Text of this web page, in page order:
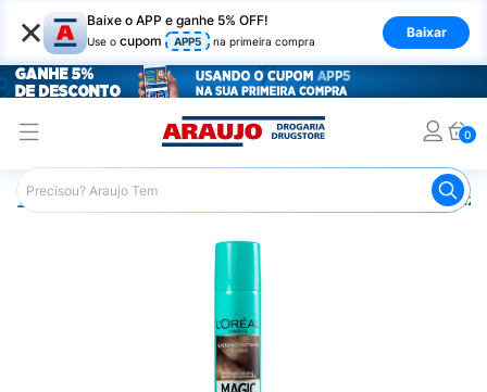
× Baixe o APP e ganhe 5% OFF!
Use o cupom APP5 na primeira compra
Baixar
0
Araujo Cabelo Retoque de Raiz